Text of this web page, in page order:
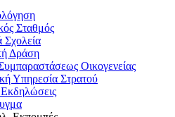
Σταθμός
Σχολεία
Δράση
Οικογενείας
Υπηρεσία Στρατού